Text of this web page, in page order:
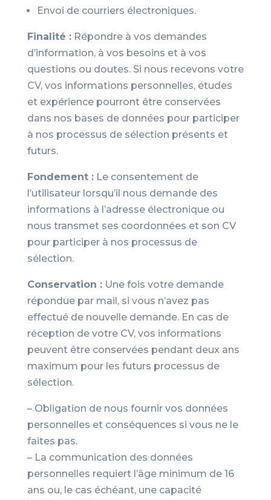
Envoi de courriers électroniques.
Finalité :Répondre à vos demandes
d’information, à vos besoins et à vos
questions ou doutes. Si nous recevons votre
CV, vos informations personnelles, études
et expérience pourront être conservées
dans nos bases de données pour participer
à nos processus de sélection présents et
futurs.
Fondement :Le consentement de
l’utilisateur lorsqu’il nous demande des
informations à l’adresse électronique ou
nous transmet ses coordonnées et son CV
pour participer à nos processus de
sélection.
Conservation :Une fois votre demande
répondue par mail, si vous n’avez pas
effectué de nouvelle demande. En cas de
réception de votre CV, vos informations
peuvent être conservées pendant deux ans
maximum pour les futurs processus de
sélection.
– Obligation de nous fournir vos données
personnelles et conséquences si vous ne le
faites pas.
– La communication des données
personnelles requiert l’âge minimum de 16
ans ou, le cas échéant, une capacité